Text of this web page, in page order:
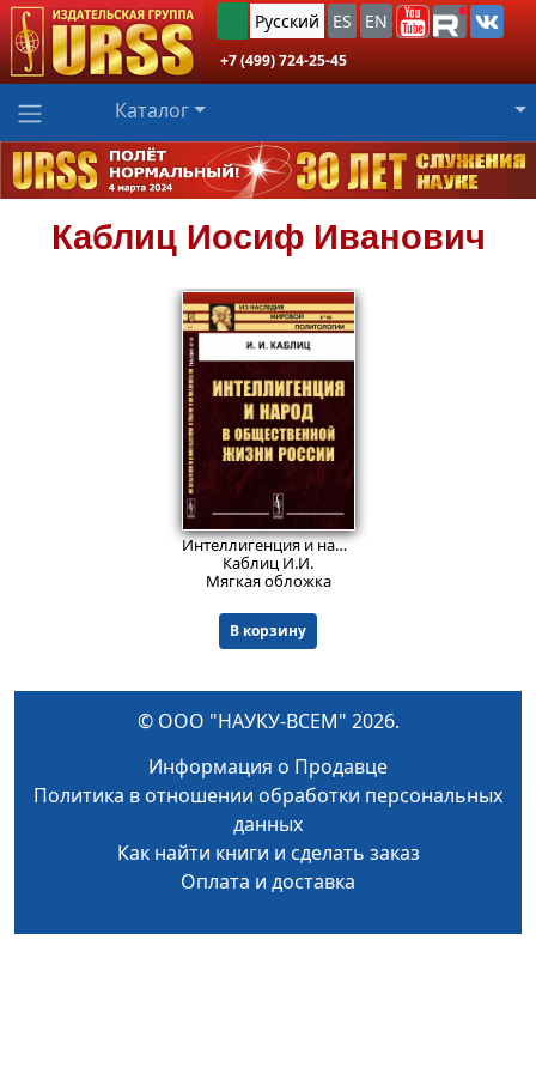
Русский ES EN
+7 (499) 724-25-45
Каталог
Каблиц Иосиф Иванович
932₽
Интеллигенция и народ в общественной жизни России.
Каблиц И.И.
Мягкая обложка
В корзину
© ООО "НАУКУ-ВСЕМ" 2026.
Информация о Продавце
Политика в отношении обработки персональных
данных
Как найти книги и сделать заказ
Оплата и доставка